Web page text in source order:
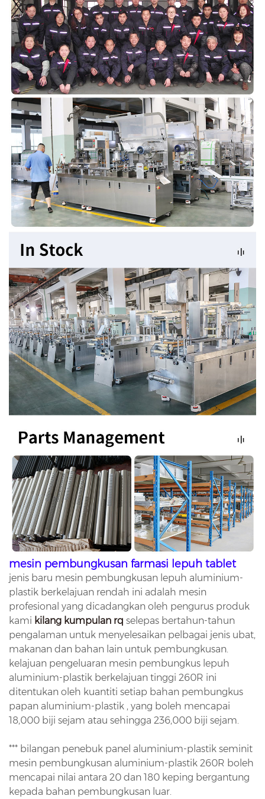
mesin pembungkusan farmasi lepuh tablet
jenis baru mesin pembungkusan lepuh aluminium-
plastik berkelajuan rendah ini adalah mesin
profesional yang dicadangkan oleh pengurus produk
kami kilang kumpulan rq selepas bertahun-tahun
pengalaman untuk menyelesaikan pelbagai jenis ubat,
makanan dan bahan lain untuk pembungkusan.
kelajuan pengeluaran mesin pembungkus lepuh
aluminium-plastik berkelajuan tinggi 260R ini
ditentukan oleh kuantiti setiap bahan pembungkus
papan aluminium-plastik , yang boleh mencapai
18,000 biji sejam atau sehingga 236,000 biji sejam.
*** bilangan penebuk panel aluminium-plastik seminit
mesin pembungkusan aluminium-plastik 260R boleh
mencapai nilai antara 20 dan 180 keping bergantung
kepada bahan pembungkusan luar.